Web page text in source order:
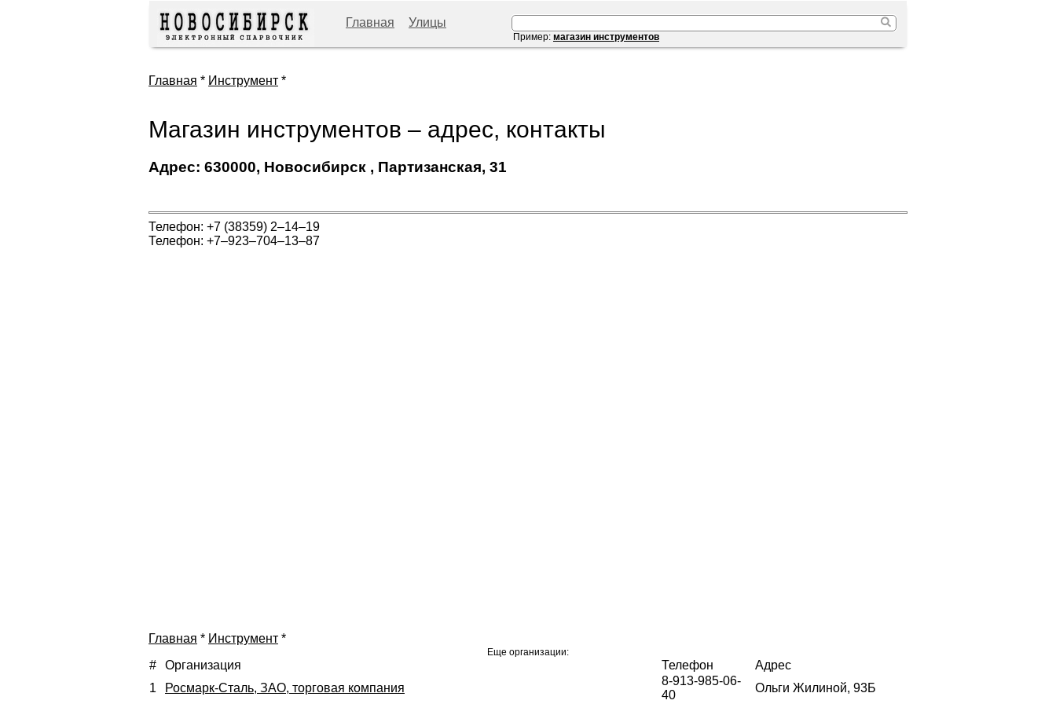
Главная Улицы
Пример: магазин инструментов
Главная * Инструмент *
Магазин инструментов – адрес, контакты
Адрес: 630000, Новосибирск , Партизанская, 31
Телефон: +7 (38359) 2‒14‒19
Телефон: +7‒923‒704‒13‒87
Главная * Инструмент *
Еще организации:
# Организация Телефон
Адрес
1
Росмарк-Сталь, ЗАО, торговая компания
8-913-985-06-
40
Ольги Жилиной, 93Б